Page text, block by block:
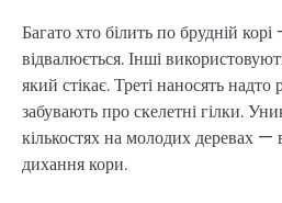
Багато хто білить по брудній
відвалюється. Інші
який стікає. Треті наносять
забувають про скелетні гілки.
кількостях на молодих деревах
дихання кори.